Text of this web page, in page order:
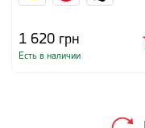
1 620 грн
Есть в наличии